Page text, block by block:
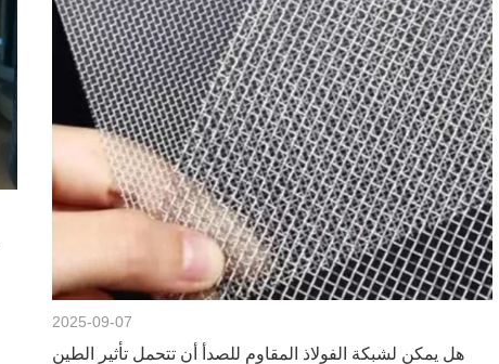
2025-09-07
هل يمكن لشبكة الفولاذ المقاوم للصدأ أن تتحمل تأثير الطين